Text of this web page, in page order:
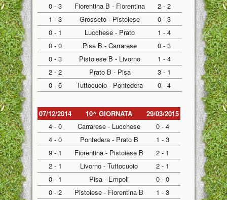
0 - 3 Fiorentina B - Fiorentina
2 - 2
1 - 3
Grosseto - Pistoiese
0 - 3
0 - 1
Lucchese - Prato
1 - 4
0 - 0
Pisa B - Carrarese
0 - 3
0 - 3
Pistoiese B - Livorno
1 - 4
2 - 2
Prato B - Pisa
3 - 1
0 - 6
Tuttocuoio - Pontedera 0 - 4
07/12/2014 10^ GIORNATA
29/03/2015
4 - 0
Carrarese - Lucchese
0 - 4
4 - 0
Pontedera - Prato B
1 - 3
9 - 1
Fiorentina - Pistoiese B
2 - 1
2 - 1
Livorno - Tuttocuoio
2 - 1
0 - 1
Pisa - Empoli
0 - 0
0 - 2
Pistoiese - Fiorentina B
1 - 3